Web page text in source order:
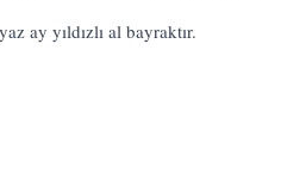
ay yıldızlı al bayraktır.